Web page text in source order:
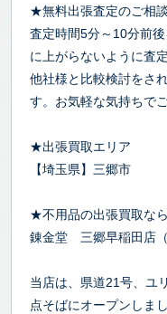
★無料出張査定のご相
査定時間5分～10分前
に上がらないように査
他社様と比較検討をさ
す。お気軽な気持ちで
★出張買取エリア
【埼玉県】三郷市
★不用品の出張買取な
錬金堂 三郷早稲田店（
当店は、県道21号、ユ
点そばにオープンしま